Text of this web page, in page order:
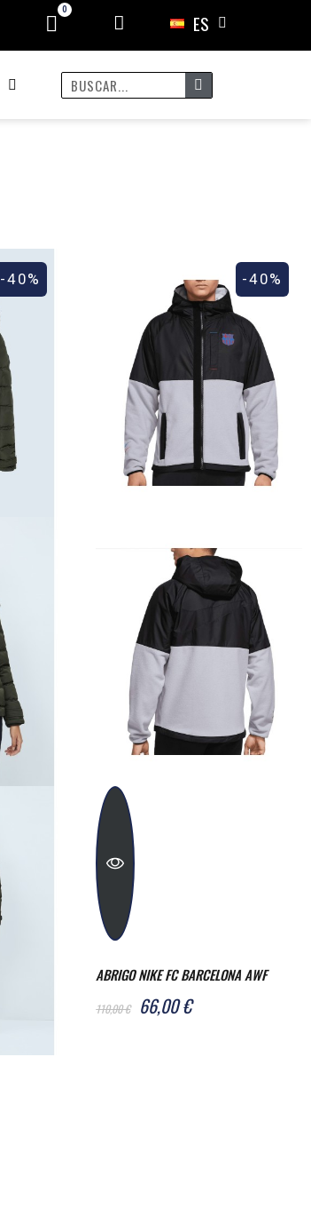
ES
-40%
ABRIGO NIKE FC BARCELONA AWF
110,00 € 66,00 €
-40%